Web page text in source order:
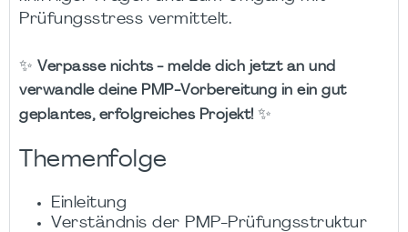
Prüfungsstress vermittelt.
✨ Verpasse nichts - melde dich jetzt an und
verwandle deine PMP-Vorbereitung in ein gut
geplantes, erfolgreiches Projekt! ✨
Themenfolge
Einleitung
Verständnis der PMP-Prüfungsstruktur